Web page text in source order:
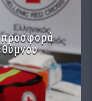
προσφορά